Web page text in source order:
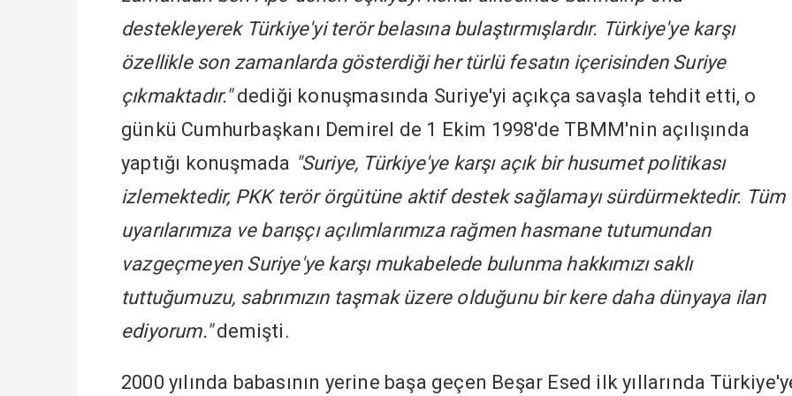
destekleyerek Türkiye'yi terör belasına bulaştırmışlardır. Türkiye'ye karşı
özellikle son zamanlarda gösterdiği her türlü fesatın içerisinden Suriye
çıkmaktadır."dediği konuşmasında Suriye'yi açıkça savaşla tehdit etti, o
günkü Cumhurbaşkanı Demirel de 1 Ekim 1998'de TBMM'nin açılışında
yaptığı konuşmada "Suriye, Türkiye'ye karşı açık bir husumet politikası
izlemektedir, PKK terör örgütüne aktif destek sağlamayı sürdürmektedir. Tüm
uyarılarımıza ve barışçı açılımlarımıza rağmen hasmane tutumundan
vazgeçmeyen Suriye'ye karşı mukabelede bulunma hakkımızı saklı
tuttuğumuzu, sabrımızın taşmak üzere olduğunu bir kere daha dünyaya ilan
ediyorum."demişti.
2000 yılında babasının yerine başa geçen Beşar Esed ilk yıllarında